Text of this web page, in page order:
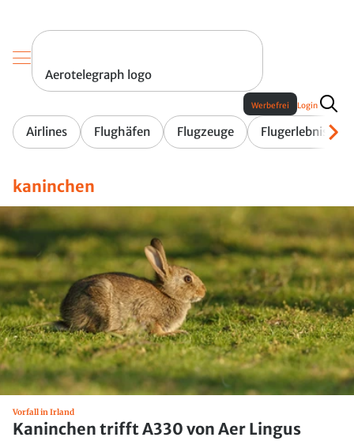
Aerotelegraph logo
Airlines Flughäfen Flugzeuge Flugerlebnis
Werbefrei Login
kaninchen
Vorfall in Irland
Kaninchen trifft A330 von Aer Lingus